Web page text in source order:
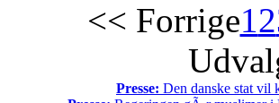
<< Forrige12
Presse: Den danske stat vil